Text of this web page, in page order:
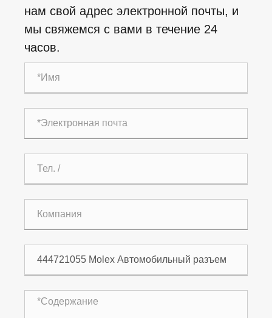
нам свой адрес электронной почты, и
мы свяжемся с вами в течение 24
часов.